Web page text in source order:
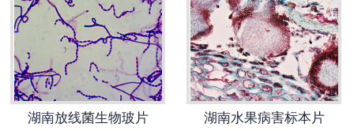
湖南放线菌生物玻片 湖南水果病害标本片